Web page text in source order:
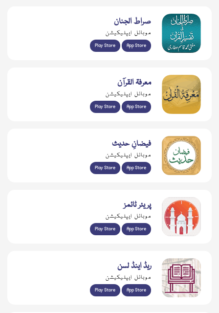
صراط الجنان
موبائل ایپلیکیشن
Play Store App Store
معرفۃ القرآن
موبائل ایپلیکیشن
Play Store App Store
فیضانِ حدیث
موبائل ایپلیکیشن
Play Store App Store
پریئر ٹائمز
موبائل ایپلیکیشن
Play Store App Store
ریڈ اینڈ لسن
موبائل ایپلیکیشن
Play Store App Store